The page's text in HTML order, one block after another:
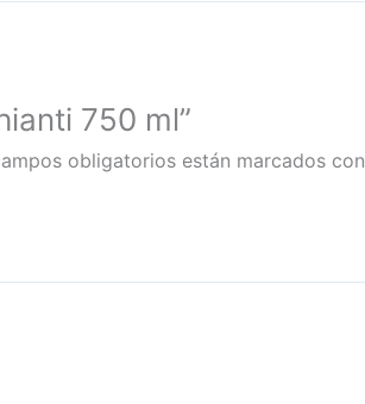
750 ml”
obligatorios están marcados con